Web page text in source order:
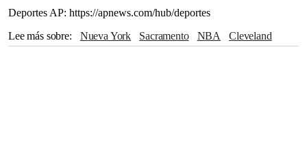
Deportes AP: https://apnews.com/hub/deportes
Lee más sobre
Nueva York Sacramento NBA
Cleveland